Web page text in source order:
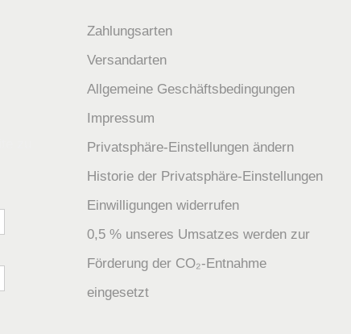
Zahlungsarten
Versandarten
Allgemeine Geschäftsbedingungen
Impressum
Privatsphäre-Einstellungen ändern
Historie der Privatsphäre-Einstellungen
Einwilligungen widerrufen
0,5 % unseres Umsatzes werden zur
Förderung der CO₂-Entnahme
eingesetzt